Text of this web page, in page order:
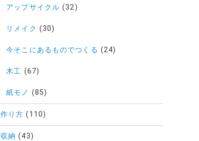
アップサイクル (32)
リメイク (30)
今そこにあるものでつくる (24)
木工 (67)
紙モノ (85)
作り方 (110)
収納 (43)